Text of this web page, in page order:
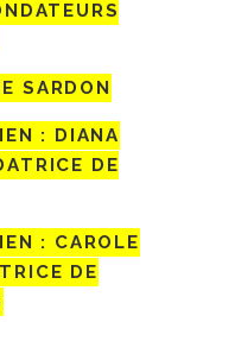
SARDON
: DIANA
DE
: CAROLE
DE